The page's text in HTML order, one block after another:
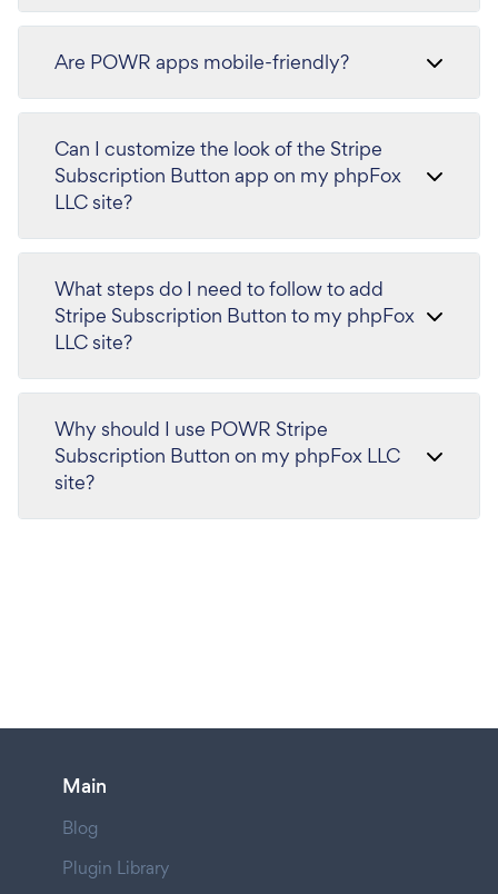
Are POWR apps mobile-friendly?
Can I customize the look of the Stripe
Subscription Button app on my phpFox
LLC site?
What steps do I need to follow to add
Stripe Subscription Button to my phpFox
LLC site?
Why should I use POWR Stripe
Subscription Button on my phpFox LLC
site?
Main
Blog
Plugin Library